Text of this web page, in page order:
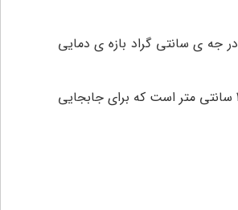
جک پارکینگی بتا 400 دارای استاندار محافظت در برابر آب و گرد و غبار IP44 می باشد تا باران یا رطوبت تاثیری در کار آن نگذارد. منفی 20 تا مثبت 50 در جه ی سانتی گراد بازه ی دمایی
این جک باتوجه به جنس بدنه و قطعات با کیفیت مناسب اماکن روباز با هر شرایط آب و هوایی میباشد. طول هر یک از بازویی های این جک پارکینگی ۴۰ سانتی متر است که برای جابجایی